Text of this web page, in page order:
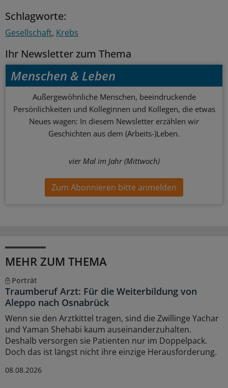
Schlagworte:
Gesellschaft Krebs
Ihr Newsletter zum Thema
Menschen & Leben
Außergewöhnliche Menschen, beeindruckende
Persönlichkeiten und Kolleginnen und Kollegen, die etwas
Neues wagen: In diesem Newsletter erzählen wir
Geschichten aus dem (Arbeits-)Leben.
vier Mal im Jahr (Mittwoch)
Zum Abonnieren bitte anmelden
MEHR ZUM THEMA
Porträt
Traumberuf Arzt: Für die Weiterbildung von
Aleppo nach Osnabrück
Wenn sie den Arztkittel tragen, sind die Zwillinge Yachar
und Yaman Shehabi kaum auseinanderzuhalten.
Deshalb versorgen sie Patienten nur im Doppelpack.
Doch das ist längst nicht ihre einzige Herausforderung.
08.08.2026